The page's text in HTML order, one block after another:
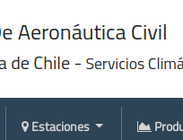
Estaciones